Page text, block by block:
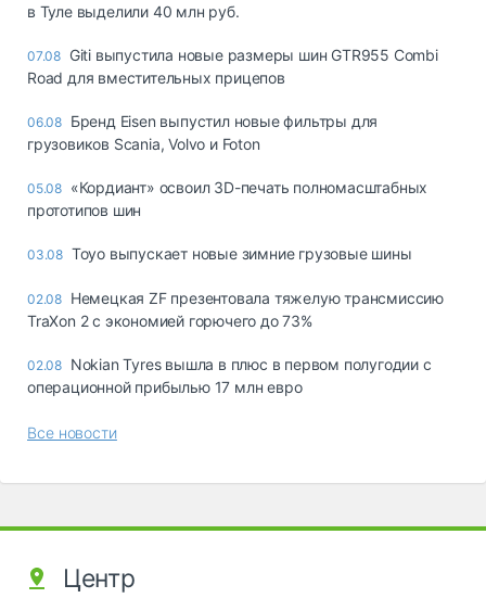
в Туле выделили 40 млн руб.
07.08 Giti выпустила новые размеры шин GTR955 Combi
Road для вместительных прицепов
06.08 Бренд Eisen выпустил новые фильтры для
грузовиков Scania, Volvo и Foton
05.08 «Кордиант» освоил 3D-печать полномасштабных
прототипов шин
03.08 Toyo выпускает новые зимние грузовые шины
02.08 Немецкая ZF презентовала тяжелую трансмиссию
TraXon 2 с экономией горючего до 73%
02.08 Nokian Tyres вышла в плюс в первом полугодии с
операционной прибылью 17 млн евро
Все новости
Центр